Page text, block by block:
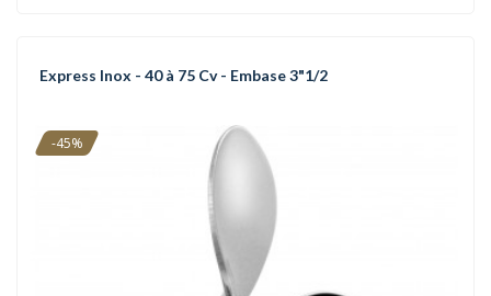
Express Inox - 40 à 75 Cv - Embase 3"1/2
-45%